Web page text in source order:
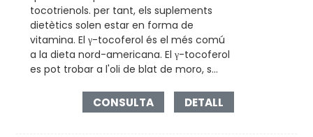
tocotrienols. per tant, els suplements
dietètics solen estar en forma de
vitamina. El γ-tocoferol és el més comú
a la dieta nord-americana. El γ-tocoferol
es pot trobar a l'oli de blat de moro, s...
CONSULTA DETALL